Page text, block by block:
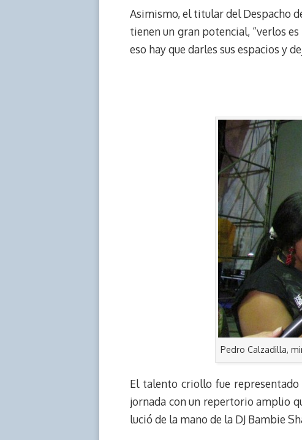
Asimismo, el titular del Despacho
tienen un gran potencial, “verlos
eso hay que darles sus espacios y
Pedro Calzadilla,
El talento criollo fue
jornada con un repertorio amplio
lució de la mano de la DJ Bambie